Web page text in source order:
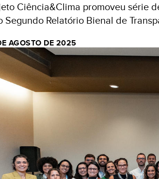
Ciência&Clima promoveu série
Segundo Relatório Bienal de
AGOSTO DE 2025